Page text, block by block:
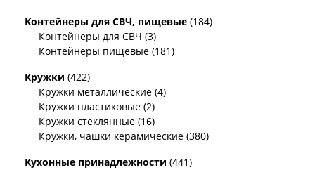
Контейнеры для СВЧ, пищевые (184)
Контейнеры для СВЧ (3)
Контейнеры пищевые (181)
Кружки (422)
Кружки металлические (4)
Кружки пластиковые (2)
Кружки стеклянные (16)
Кружки, чашки керамические (380)
Кухонные принадлежности (441)